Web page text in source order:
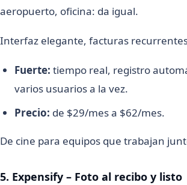
aeropuerto, oficina: da igual.
Interfaz elegante, facturas
Fuerte: tiempo real, registro
varios usuarios a la vez.
Precio: de $29/mes a $62/mes.
De cine para equipos que trabajan
5. Expensify – Foto al recibo y listo